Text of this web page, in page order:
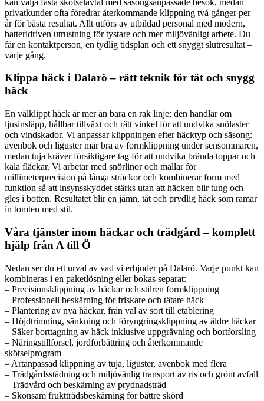
privatkunder ofta föredrar återkommande klippning två gånger per
år för bästa resultat. Allt utförs av utbildad personal med modern,
batteridriven utrustning för tystare och mer miljövänligt arbete. Du
får en kontaktperson, en tydlig tidsplan och ett snyggt slutresultat –
varje gång.
Klippa häck i Dalarö – rätt teknik för tät och snygg
häck
En välklippt häck är mer än bara en rak linje; den handlar om
ljusinsläpp, hållbar tillväxt och rätt vinkel för att undvika snölaster
och vindskador. Vi anpassar klippningen efter häcktyp och säsong:
avenbok och liguster mår bra av formklippning under sensommaren,
medan tuja kräver försiktigare tag för att undvika brända toppar och
kala fläckar. Vi arbetar med snörlinor och mallar för
millimeterprecision på långa sträckor och kombinerar form med
funktion så att insynsskyddet stärks utan att häcken blir tung och
gles i botten. Resultatet blir en jämn, tät och prydlig häck som ramar
in tomten med stil.
Våra tjänster inom häckar och trädgård – komplett
hjälp från A till Ö
Nedan ser du ett urval av vad vi erbjuder på Dalarö. Varje punkt kan
kombineras i en paketlösning eller bokas separat:
– Precisionsklippning av häckar och stilren formklippning
– Professionell beskärning för friskare och tätare häck
– Plantering av nya häckar, från val av sort till etablering
– Höjdtrimning, sänkning och föryngringsklippning av äldre häckar
– Säker borttagning av häck inklusive uppgrävning och bortforsling
– Näringstillförsel, jordförbättring och återkommande
skötselprogram
– Artanpassad klippning av tuja, liguster, avenbok med flera
– Trädgårdsstädning och miljövänlig transport av ris och grönt avfall
– Trädvård och beskärning av prydnadsträd
– Skonsam fruktträdsbeskärning för bättre skörd